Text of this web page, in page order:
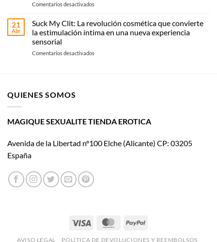
en
Sexualité
práctica
tipo
Comentarios desactivadosen
historia
Womanizer
al
21
Abr
Suck My Clit: La revolución cosmética que convierte
la estimulación íntima en una nueva experiencia
sensorial
Comentarios desactivadosen
convierte
íntima
QUIENES SOMOS
MAGIQUE SEXUALITE TIENDA EROTICA
Avenida de la Libertad nº100 Elche (Alicante) CP: 03205
España
Visa MasterCardPayPal
AVISO LEGAL POLÍTICA DE DEVOLUCIONES Y REEMBOLSOS